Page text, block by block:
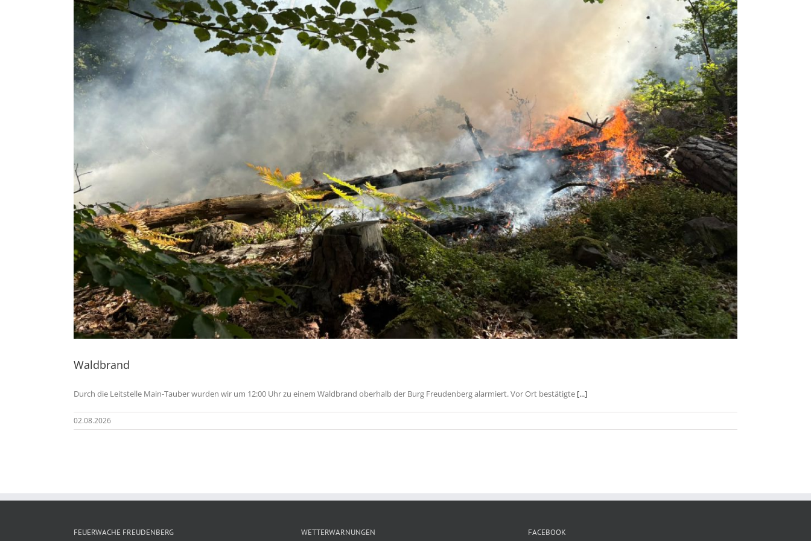
Waldbrand
Durch die Leitstelle Main-Tauber wurden wir um 12:00 Uhr zu einem Waldbrand oberhalb der Burg Freudenberg alarmiert. Vor Ort bestätigte [...]
02.08.2026
FEUERWACHE FREUDENBERG WETTERWARNUNGEN FACEBOOK